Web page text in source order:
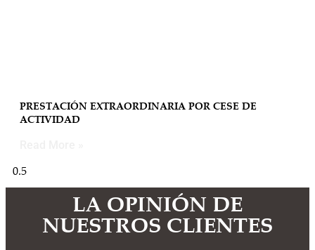
PRESTACIÓN EXTRAORDINARIA POR CESE DE
ACTIVIDAD
LA OPINIÓN DE
NUESTROS CLIENTES